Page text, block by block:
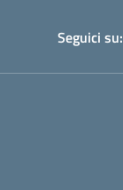
Seguici su: